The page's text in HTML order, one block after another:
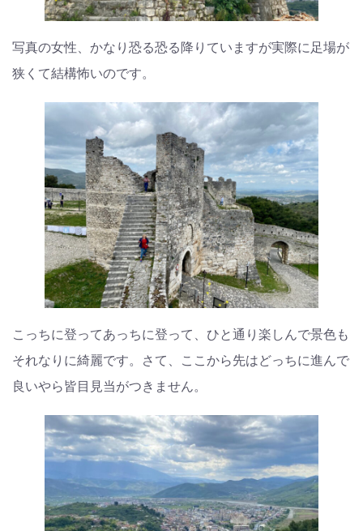
写真の女性、かなり恐る恐る降りていますが実際に足場が
狭くて結構怖いのです。
こっちに登ってあっちに登って、ひと通り楽しんで景色も
それなりに綺麗です。さて、ここから先はどっちに進んで
良いやら皆目見当がつきません。